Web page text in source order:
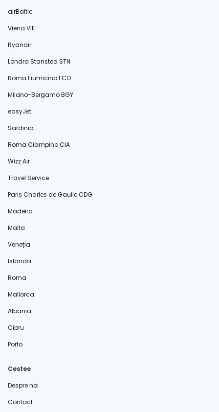
airBaltic
Viena VIE
Ryanair
Londra Stansted STN
Roma Fiumicino FCO
Milano-Bergamo BGY
easyJet
Sardinia
Roma Ciampino CIA
Wizz Air
Travel Service
Paris Charles de Gaulle CDG
Madeira
Malta
Veneția
Islanda
Roma
Mallorca
Albania
Cipru
Porto
Cestee
Despre noi
Contact